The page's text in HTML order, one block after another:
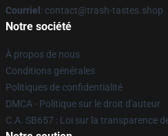
Courriel : contact@trash-tastes.shop
Notre société
À propos de nous
Conditions générales
Politiques de confidentialité
DMCA - Politique sur le droit d'auteur
C.A. SB657 : Loi sur la transparence